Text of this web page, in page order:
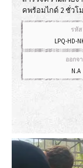
คพร้อมไกด์ 2 ชั่วโ
รหัส
LPQ-HD-
ออกจ
N.A